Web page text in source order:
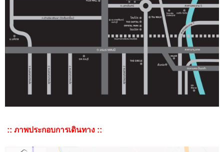
:: ภาพประกอบการเดินทาง ::